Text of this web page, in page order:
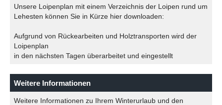
Unsere Loipenplan mit einem Verzeichnis der Loipen rund um
Lehesten können Sie in Kürze hier downloaden:
Aufgrund von Rückearbeiten und Holztransporten wird der
Loipenplan
in den nächsten Tagen überarbeitet und eingestellt
Weitere Informationen
Weitere Informationen zu Ihrem Winterurlaub und den